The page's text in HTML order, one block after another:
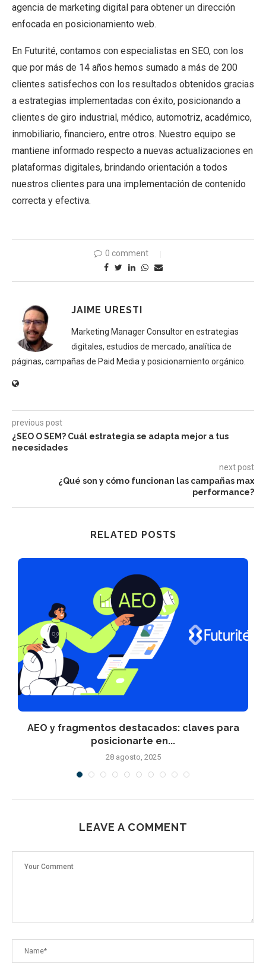
agencia de marketing digital para obtener un dirección
enfocada en posicionamiento web.
En Futurité, contamos con especialistas en SEO, con los
que por más de 14 años hemos sumado a más de 200
clientes satisfechos con los resultados obtenidos gracias
a estrategias implementadas con éxito, posicionando a
clientes de giro industrial, médico, automotriz, académico,
inmobiliario, financiero, entre otros. Nuestro equipo se
mantiene informado respecto a nuevas actualizaciones en
plataformas digitales, brindando orientación a todos
nuestros clientes para una implementación de contenido
correcta y efectiva.
0 comment
JAIME URESTI
Marketing Manager Consultor en estrategias
digitales, estudios de mercado, analítica de
páginas, campañas de Paid Media y posicionamiento orgánico.
previous post
¿SEO O SEM? Cuál estrategia se adapta mejor a tus
necesidades
next post
¿Qué son y cómo funcionan las campañas max
performance?
RELATED POSTS
AEO y fragmentos destacados: claves para
posicionarte en...
28 agosto, 2025
LEAVE A COMMENT